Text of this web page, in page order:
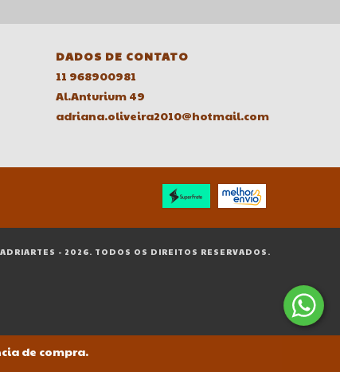
de compra.
DADOS DE CONTATO
11 968900981
Al.Anturium 49
adriana.oliveira2010@hotmail.com
ADRIARTES - 2026. TODOS OS DIREITOS RESERVADOS.